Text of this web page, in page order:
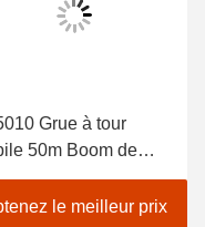
Grue à tour
50m Boom de
et type de base de
ferroviaire
le meilleur prix